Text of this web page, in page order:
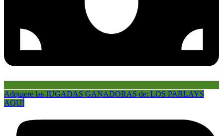
Adquiere las JUGADAS GANADORAS de: LOS PARLAYS
AQUÍ